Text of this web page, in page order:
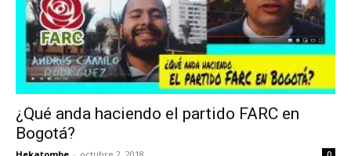
¿Qué anda haciendo el partido FARC en
Bogotá?